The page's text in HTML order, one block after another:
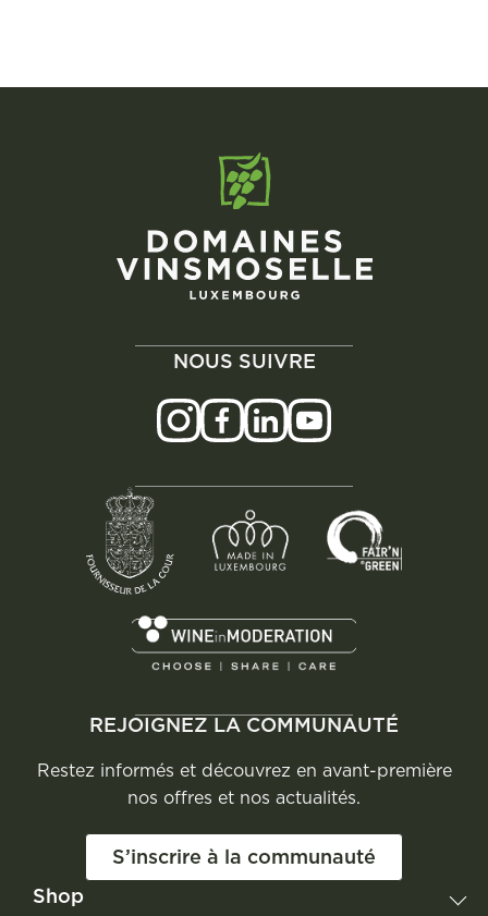
NOUS SUIVRE
REJOIGNEZ LA COMMUNAUTÉ
Restez informés et découvrez en avant-première
nos offres et nos actualités.
S’inscrire à la communauté
Shop